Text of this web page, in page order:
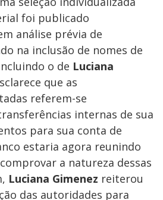
foi publicado
análise prévia de
na inclusão de nomes de
o de Luciana
que as
referem-se
internas de sua
para sua conta de
estaria agora reunindo
a natureza dessas
Luciana Gimenez reiterou
das autoridades para